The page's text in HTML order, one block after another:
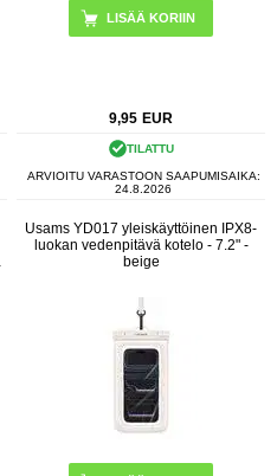
LISÄÄ KORIIN
9,95 EUR
TILATTU
ARVIOITU VARASTOON SAAPUMISAIKA:
24.8.2026
Usams YD017 yleiskäyttöinen IPX8-
luokan vedenpitävä kotelo - 7.2" -
beige